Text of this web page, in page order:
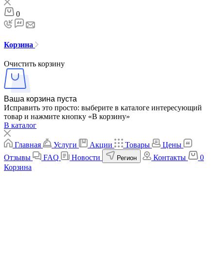
0
Корзина
Очистить корзину
Ваша корзина пуста
Исправить это просто: выберите в каталоге интересующий
товар и нажмите кнопку «В корзину»
В каталог
Главная Услуги Акции Товары
Цены
Отзывы
FAQ Новости Регион Контакты
0
Корзина